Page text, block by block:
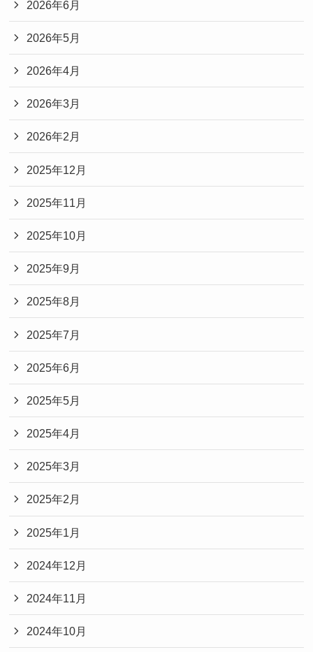
2026年6月
2026年5月
2026年4月
2026年3月
2026年2月
2025年12月
2025年11月
2025年10月
2025年9月
2025年8月
2025年7月
2025年6月
2025年5月
2025年4月
2025年3月
2025年2月
2025年1月
2024年12月
2024年11月
2024年10月